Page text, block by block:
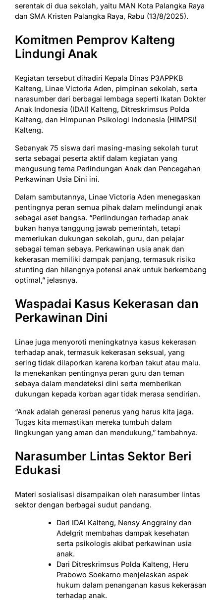
serentak di dua sekolah, yaitu MAN Kota Palangka Raya
dan SMA Kristen Palangka Raya, Rabu (13/8/2025).
Komitmen Pemprov Kalteng
Lindungi Anak
Kegiatan tersebut dihadiri Kepala Dinas P3APPKB
Kalteng, Linae Victoria Aden, pimpinan sekolah, serta
narasumber dari berbagai lembaga seperti Ikatan Dokter
Anak Indonesia (IDAI) Kalteng, Ditreskrimsus Polda
Kalteng, dan Himpunan Psikologi Indonesia (HIMPSI)
Kalteng.
Sebanyak 75 siswa dari masing-masing sekolah turut
serta sebagai peserta aktif dalam kegiatan yang
mengusung tema Perlindungan Anak dan Pencegahan
Perkawinan Usia Dini ini.
Dalam sambutannya, Linae Victoria Aden menegaskan
pentingnya peran semua pihak dalam melindungi anak
sebagai aset bangsa. “Perlindungan terhadap anak
bukan hanya tanggung jawab pemerintah, tetapi
memerlukan dukungan sekolah, guru, dan pelajar
sebagai teman sebaya. Perkawinan usia anak dan
kekerasan memiliki dampak panjang, termasuk risiko
stunting dan hilangnya potensi anak untuk berkembang
optimal,” jelasnya.
Waspadai Kasus Kekerasan dan
Perkawinan Dini
Linae juga menyoroti meningkatnya kasus kekerasan
terhadap anak, termasuk kekerasan seksual, yang
sering tidak dilaporkan karena korban takut atau malu.
Ia menekankan pentingnya peran guru dan teman
sebaya dalam mendeteksi dini serta memberikan
dukungan kepada korban agar tidak merasa sendirian.
“Anak adalah generasi penerus yang harus kita jaga.
Tugas kita memastikan mereka tumbuh dalam
lingkungan yang aman dan mendukung,” tambahnya.
Narasumber Lintas Sektor Beri
Edukasi
Materi sosialisasi disampaikan oleh narasumber lintas
sektor dengan berbagai sudut pandang.
Dari IDAI Kalteng, Nensy Anggrainy dan
Adelgrit membahas dampak kesehatan
serta psikologis akibat perkawinan usia
anak.
Dari Ditreskrimsus Polda Kalteng, Heru
Prabowo Soekarno menjelaskan aspek
hukum dalam penanganan kasus kekerasan
terhadap anak.